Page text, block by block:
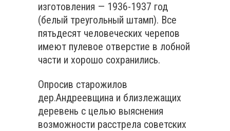
изготовления — 1936-1937 год
(белый треугольный штамп). Все
пятьдесят человеческих черепов
имеют пулевое отверстие в лобной
части и хорошо сохранились.
Опросив старожилов
дер.Андреевщина и близлежащих
деревень с целью выяснения
возможности расстрела советских